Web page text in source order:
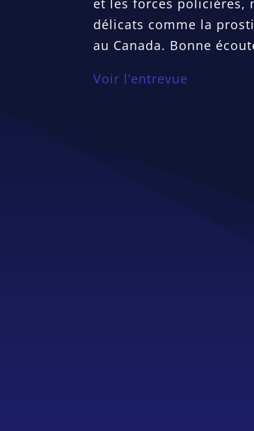
et les forces policières,
délicats comme la
au Canada. Bonne
Voir l’entrevue